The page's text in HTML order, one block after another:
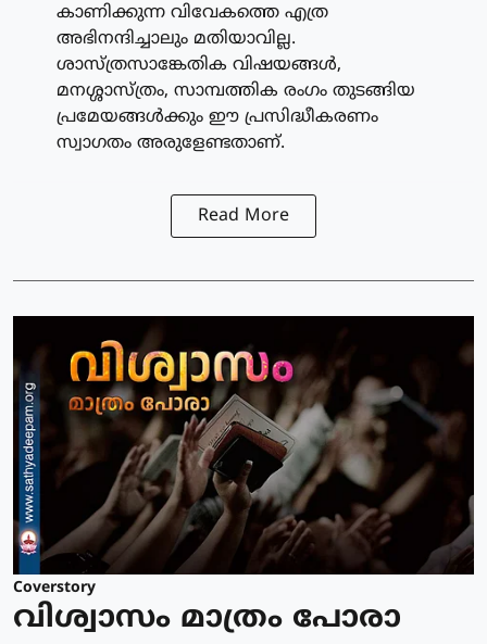
കാണിക്കുന്ന വിവേകത്തെ എത്ര
അഭിനന്ദിച്ചാലും മതിയാവില്ല.
ശാസ്ത്രസാങ്കേതിക വിഷയങ്ങൾ,
മനശ്ശാസ്ത്രം, സാമ്പത്തിക രംഗം തുടങ്ങിയ
പ്രമേയങ്ങൾക്കും ഈ പ്രസിദ്ധീകരണം
സ്വാഗതം അരുളേണ്ടതാണ്.
Read More
Coverstory
വിശ്വാസം മാത്രം പോരാ